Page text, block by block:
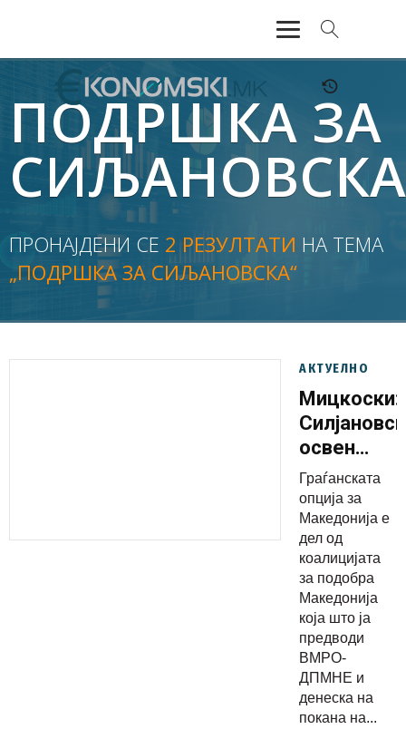
АКТУЕЛНО
ЕКОНОМИЈА
ФИНАНСИИ
БАНКАРСТВО
ЖИВОТ
МОЗАИК
ПОДРШКА ЗА
СИЉАНОВСКА
ПРОНАЈДЕНИ СЕ 2 РЕЗУЛТАТИ НА ТЕМА
„ПОДРШКА ЗА СИЉАНОВСКА“
АКТУЕЛНО
Мицкоски:
освен
од ГРОМ
убеден
сум дека
ќе ја
добие од
сите
граѓани и
таа ќе
биде
идниот
Граѓанската
опција за
Македонија е
дел од
коалицијата
за подобра
Македонија
која што ја
предводи
ВМРО-
ДПМНЕ и
денеска на
покана на...